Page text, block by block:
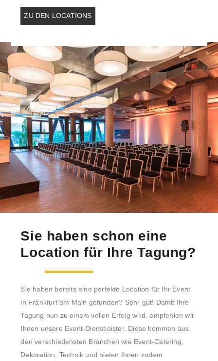
ZU DEN LOCATIONS
Sie haben schon eine
Location für Ihre Tagung?
Sie haben bereits eine perfekte Location für Ihr Event
in Frankfurt am Main gefunden? Sehr gut! Damit Ihre
Tagung nun zu einem vollen Erfolg wird, empfehlen wir
Ihnen unsere Event-Dienstleister. Diese kommen aus
den verschiedensten Branchen wie Event-Catering,
Dekoration, Technik und bieten Ihnen zudem